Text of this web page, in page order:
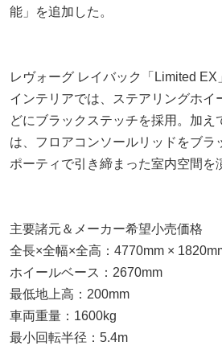
能」を追加した。
レヴォーグ レイバック「Limited EX
インテリアでは、ステアリングホイ
どにブラックステッチを採用。加え
は、フロアコンソールリッドをブラ
ポーティで引き締まった室内空間を
主要諸元＆メーカー希望小売価格
全長×全幅×全高：4770mm ×
ホイールベース：2670mm
最低地上高：200mm
車両重量：1600kg
最小回転半径：5.4m